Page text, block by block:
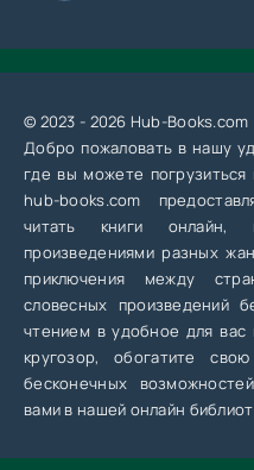
© 2023 - 2026 Hub-Books.com
Добро пожаловать в нашу
где вы можете
hub-books.com
читать книги онлайн,
произведениями разных
приключения между
словесных произведений
чтением в удобное для
кругозор, обогатите
бесконечных
вами в нашей онлайн